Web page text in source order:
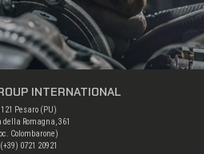
INTERNATIONAL
Pesaro (PU)
della Romagna, 361
Colombarone)
0721 20921